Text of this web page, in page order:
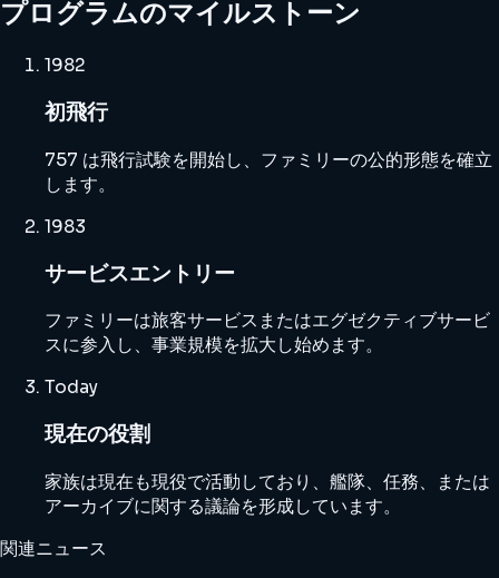
プログラムのマイルストーン
1982
初飛行
757 は飛行試験を開始し、ファミリーの公的形態を確立
します。
1983
サービスエントリー
ファミリーは旅客サービスまたはエグゼクティブサービ
スに参入し、事業規模を拡大し始めます。
Today
現在の役割
家族は現在も現役で活動しており、艦隊、任務、または
アーカイブに関する議論を形成しています。
関連ニュース